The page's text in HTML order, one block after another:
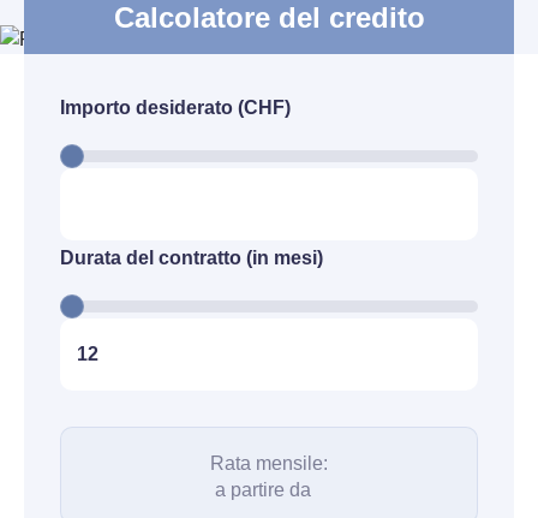
Calcolatore del credito
Importo desiderato (CHF)
Durata del contratto (in mesi)
Rata mensile:
a partire da